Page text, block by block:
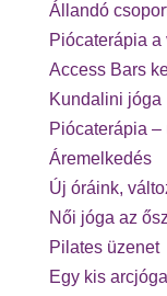
Állandó
Piócaterápia
Access Bars
Kundalini jóga
Piócaterápia
Áremelkedés
Új óráink,
Női jóga az
Pilates üzenet
Egy kis